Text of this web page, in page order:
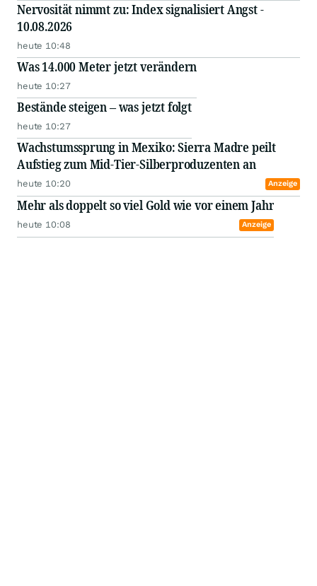
Nervosität nimmt zu: Index signalisiert Angst -
10.08.2026
heute 10:48
Was 14.000 Meter jetzt verändern
heute 10:27
Bestände steigen – was jetzt folgt
heute 10:27
Wachstumssprung in Mexiko: Sierra Madre peilt
Aufstieg zum Mid-Tier-Silberproduzenten an
heute 10:20 Anzeige
Mehr als doppelt so viel Gold wie vor einem Jahr
heute 10:08 Anzeige